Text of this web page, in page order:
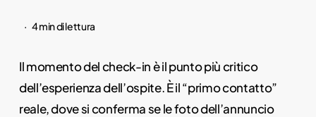
4 min di lettura
Il momento del check-in è il punto più critico
dell’esperienza dell’ospite. È il “primo contatto”
reale, dove si conferma se le foto dell’annuncio